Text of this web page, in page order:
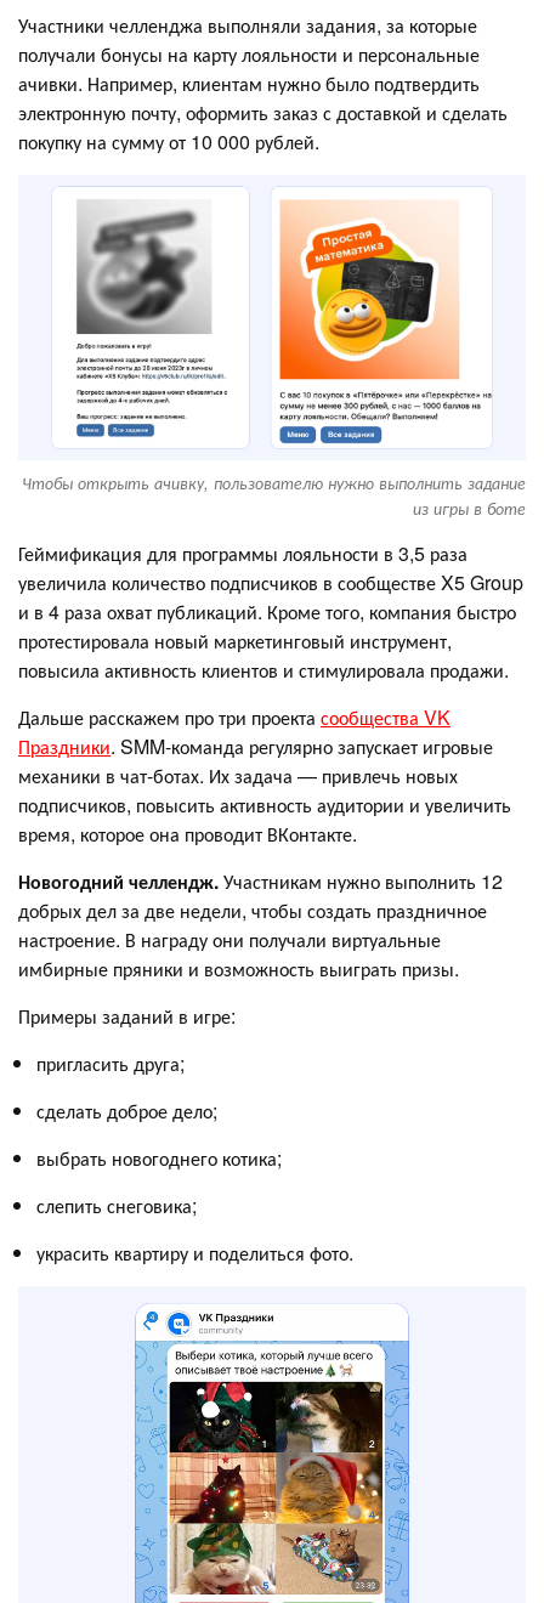
Участники челленджа выполняли задания, за которые
получали бонусы на карту лояльности и персональные
ачивки. Например, клиентам нужно было подтвердить
электронную почту, оформить заказ с доставкой и сделать
покупку на сумму от 10 000 рублей.
Чтобы открыть ачивку, пользователю нужно выполнить задание
из игры в боте
Геймификация для программы лояльности в 3,5 раза
увеличила количество подписчиков в сообществе X5 Group
и в 4 раза охват публикаций. Кроме того, компания быстро
протестировала новый маркетинговый инструмент,
повысила активность клиентов и стимулировала продажи.
Дальше расскажем про три проекта сообщества VK
Праздники. SMM-команда регулярно запускает игровые
механики в чат-ботах. Их задача — привлечь новых
подписчиков, повысить активность аудитории и увеличить
время, которое она проводит ВКонтакте.
Новогодний челлендж.Участникам нужно выполнить 12
добрых дел за две недели, чтобы создать праздничное
настроение. В награду они получали виртуальные
имбирные пряники и возможность выиграть призы.
Примеры заданий в игре:
пригласить друга;
сделать доброе дело;
выбрать новогоднего котика;
слепить снеговика;
украсить квартиру и поделиться фото.